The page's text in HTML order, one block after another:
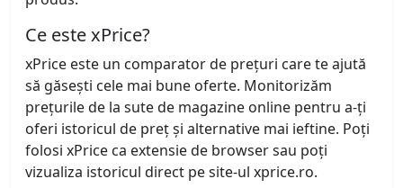
Ce este xPrice?
xPrice este un comparator de prețuri care te ajută
să găsești cele mai bune oferte. Monitorizăm
prețurile de la sute de magazine online pentru a-ți
oferi istoricul de preț și alternative mai ieftine. Poți
folosi xPrice ca extensie de browser sau poți
vizualiza istoricul direct pe site-ul xprice.ro.